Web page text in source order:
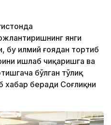
янги
бу илмий ғоядан тортиб
ишлаб чиқаришга ва
бўлган тўлиқ
хабар беради Соғлиқни